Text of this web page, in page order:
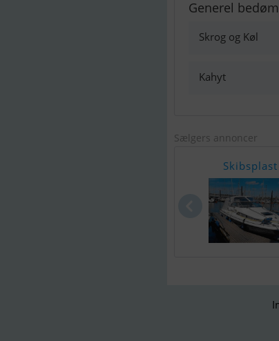
Generel
Skrog og Køl
Kahyt
Sælgers annoncer